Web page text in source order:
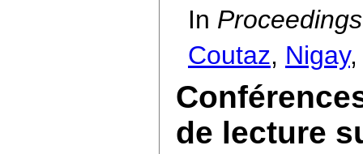
In
Coutaz, Nigay
de lecture